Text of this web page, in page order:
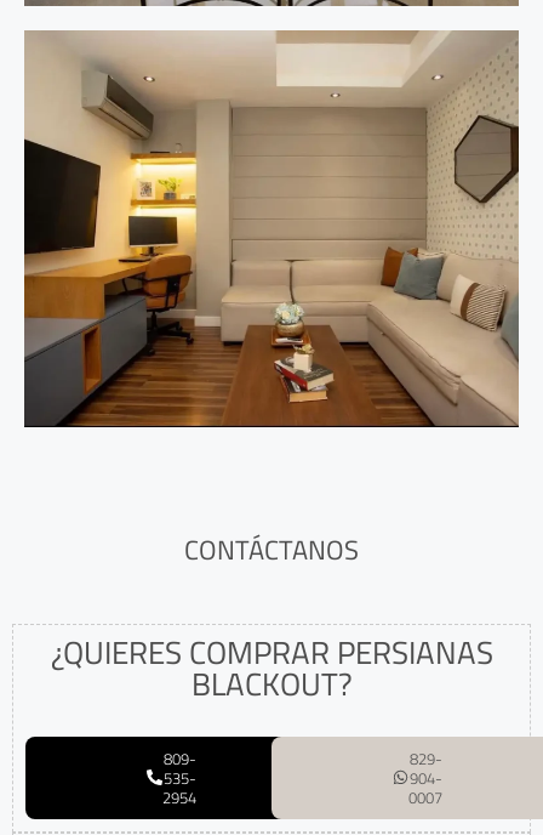
CONTÁCTANOS
¿QUIERES COMPRAR PERSIANAS
BLACKOUT?
809-
535-
2954
829-
904-
0007